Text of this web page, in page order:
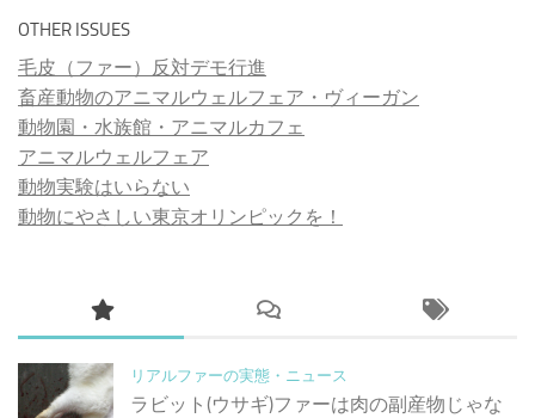
OTHER ISSUES
毛皮（ファー）反対デモ行進
畜産動物のアニマルウェルフェア・ヴィーガン
動物園・水族館・アニマルカフェ
アニマルウェルフェア
動物実験はいらない
動物にやさしい東京オリンピックを！
リアルファーの実態・ニュース
ラビット(ウサギ)ファーは肉の副産物じゃな